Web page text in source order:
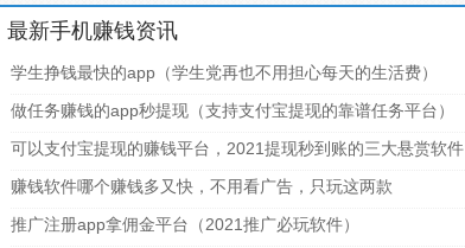
最新手机赚钱资讯
学生挣钱最快的app（学生党再也不用担心每天的生活费）
做任务赚钱的app秒提现（支持支付宝提现的靠谱任务平台）
可以支付宝提现的赚钱平台，2021提现秒到账的三大悬赏软件
赚钱软件哪个赚钱多又快，不用看广告，只玩这两款
推广注册app拿佣金平台（2021推广必玩软件）